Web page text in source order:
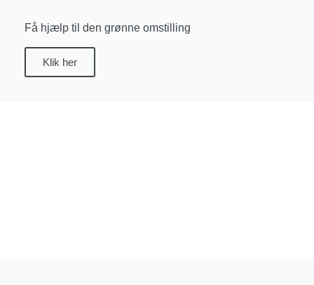
Få hjælp til den grønne omstilling
Klik her